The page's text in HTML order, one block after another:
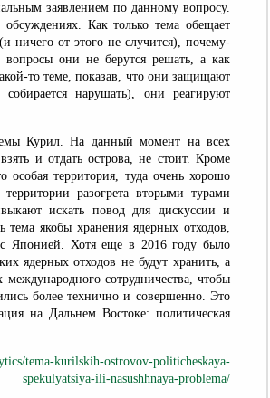
заявлением по данному вопросу.
Как только тема обещает
ничего от этого не случится), почему-
они не берутся решать, а как
то теме, показав, что они защищают
нарушать), они реагируют
Курил. На данный момент на всех
и отдать острова, не стоит. Кроме
территория, туда очень хорошо
разогрета вторыми турами
искать повод для дискуссии и
тема якобы хранения ядерных отходов,
с Японией. Хотя еще в 2016 году было
ядерных отходов не будут хранить, а
сотрудничества, чтобы
более технично и совершенно. Это
на Дальнем Востоке: политическая
tema-kurilskih-ostrovov-politicheskaya-
spekulyatsiya-ili-nasushhnaya-problema/